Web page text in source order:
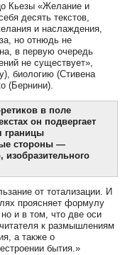
Кьезы «Желание и
десять текстов,
и наслаждения,
но отнюдь не
в первую очередь
не существует»,
биологию (Стивена
(Бернини).
в поле
он подвергает
границы
стороны —
от тотализации. И
проясняет формулу
и в том, что две оси
к размышлениям
а также о
бытия.»